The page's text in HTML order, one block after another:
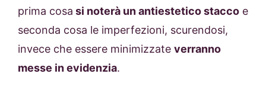
prima cosa si noterà un antiestetico stacco e
seconda cosa le imperfezioni, scurendosi,
invece che essere minimizzate verranno
messe in evidenzia.